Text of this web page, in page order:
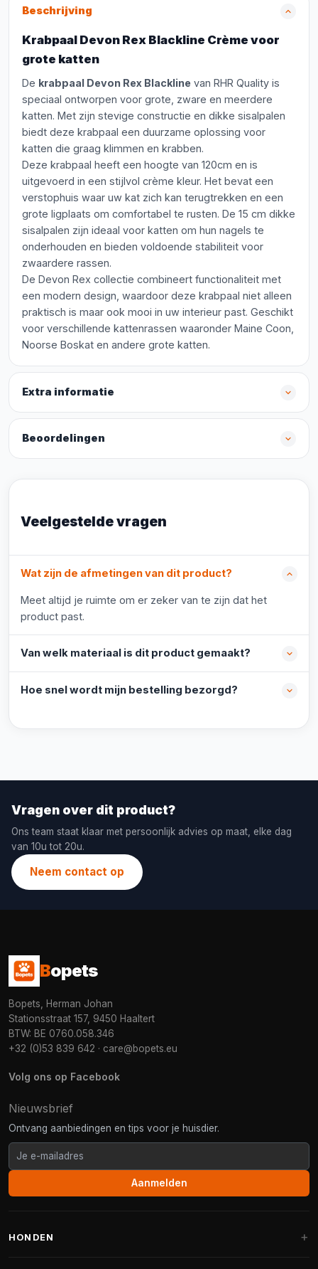
Beschrijving
Krabpaal Devon Rex Blackline Crème voor
grote katten
De krabpaal Devon Rex Blackline van RHR Quality is
speciaal ontworpen voor grote, zware en meerdere
katten. Met zijn stevige constructie en dikke sisalpalen
biedt deze krabpaal een duurzame oplossing voor
katten die graag klimmen en krabben.
Deze krabpaal heeft een hoogte van 120cm en is
uitgevoerd in een stijlvol crème kleur. Het bevat een
verstophuis waar uw kat zich kan terugtrekken en een
grote ligplaats om comfortabel te rusten. De 15 cm dikke
sisalpalen zijn ideaal voor katten om hun nagels te
onderhouden en bieden voldoende stabiliteit voor
zwaardere rassen.
De Devon Rex collectie combineert functionaliteit met
een modern design, waardoor deze krabpaal niet alleen
praktisch is maar ook mooi in uw interieur past. Geschikt
voor verschillende kattenrassen waaronder Maine Coon,
Noorse Boskat en andere grote katten.
Extra informatie
Beoordelingen
Veelgestelde vragen
Wat zijn de afmetingen van dit product?
Meet altijd je ruimte om er zeker van te zijn dat het
product past.
Van welk materiaal is dit product gemaakt?
Hoe snel wordt mijn bestelling bezorgd?
Vragen over dit product?
Ons team staat klaar met persoonlijk advies op maat, elke dag
van 10u tot 20u.
Neem contact op
Bopets
Bopets, Herman Johan
Stationsstraat 157, 9450 Haaltert
BTW: BE 0760.058.346
+32 (0)53 839 642 · care@bopets.eu
Volg ons op Facebook
Nieuwsbrief
Ontvang aanbiedingen en tips voor je huisdier.
Aanmelden
HONDEN